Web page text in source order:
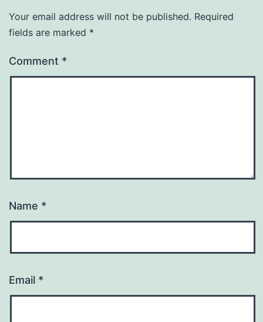
Your email address will not be published. Required
fields are marked *
Comment *
Name *
Email *